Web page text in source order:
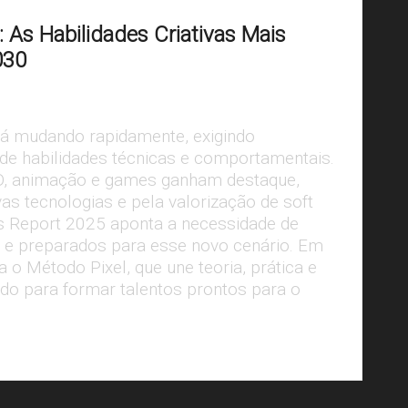
Habilidades Criativas Mais
mudando rapidamente, exigindo
habilidades técnicas e comportamentais.
animação e games ganham destaque,
tecnologias e pela valorização de soft
2025 aponta a necessidade de
preparados para esse novo cenário. Em
o Método Pixel, que une teoria, prática e
para formar talentos prontos para o